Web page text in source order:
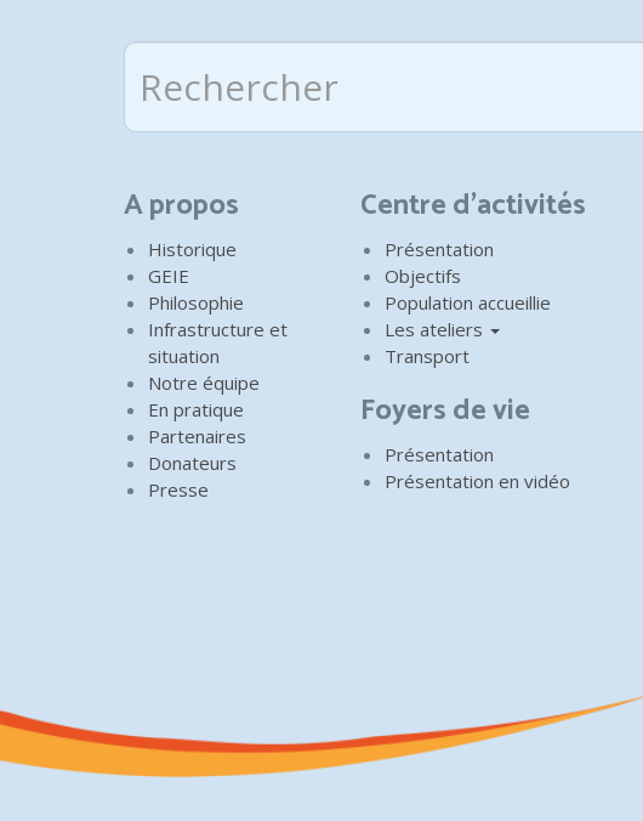
Rechercher
A propos
Historique
GEIE
Philosophie
Infrastructure et
situation
Notre équipe
En pratique
Partenaires
Donateurs
Presse
Centre d'activités
Présentation
Objectifs
Population accueillie
Les ateliers
Transport
Foyers de vie
Présentation
Présentation en vidéo